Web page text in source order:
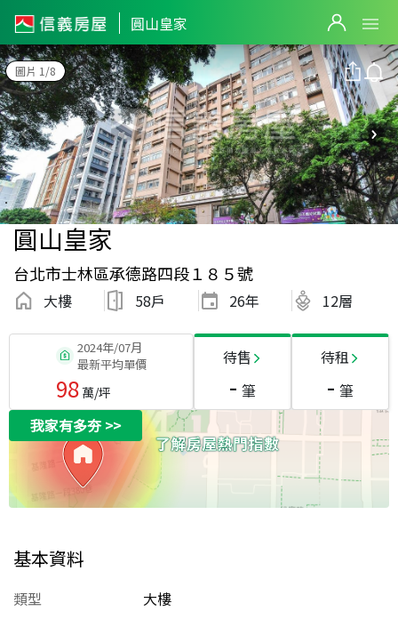
圓山皇家
圖片 1/8
圓山皇家
台北市士林區承德路四段１８５號
大樓 58戶 26年 12層
2024年/07月
最新平均單價
98萬/坪
待售
- 筆
待租
- 筆
我家有多夯>>
基本資料
類型
大樓